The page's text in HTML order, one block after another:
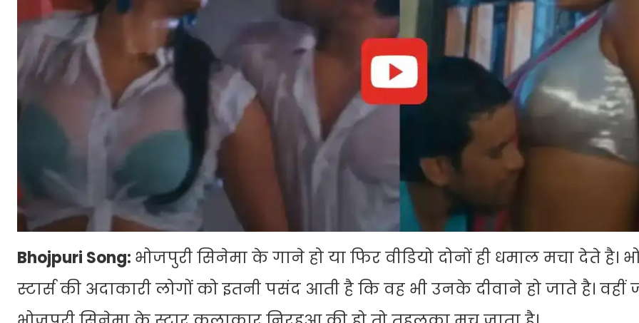
Bhojpuri Song: भोजपुरी सिनेमा के गाने हो या फिर वीडियो दोनों ही धमाल मचा देते है।
स्टार्स की अदाकारी लोगों को इतनी पसंद आती है कि वह भी उनके दीवाने हो जाते है। वहीं